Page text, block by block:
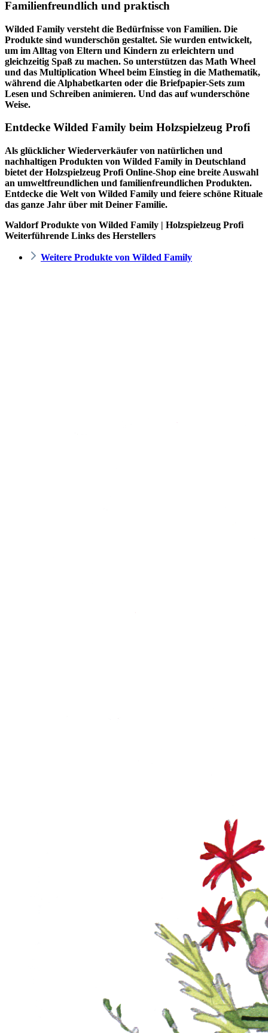
Familienfreundlich und praktisch
Wilded Family versteht die Bedürfnisse von Familien. Die
Produkte sind wunderschön gestaltet. Sie wurden entwickelt,
um im Alltag von Eltern und Kindern zu erleichtern und
gleichzeitig Spaß zu machen. So unterstützen das Math Wheel
und das Multiplication Wheel beim Einstieg in die Mathematik,
während die Alphabetkarten oder die Briefpapier-Sets zum
Lesen und Schreiben animieren. Und das auf wunderschöne
Weise.
Entdecke Wilded Family beim Holzspielzeug Profi
Als glücklicher Wiederverkäufer von natürlichen und
nachhaltigen Produkten von Wilded Family in Deutschland
bietet der Holzspielzeug Profi Online-Shop eine breite Auswahl
an umweltfreundlichen und familienfreundlichen Produkten.
Entdecke die Welt von Wilded Family und feiere schöne Rituale
das ganze Jahr über mit Deiner Familie.
Waldorf Produkte von Wilded Family | Holzspielzeug Profi
Weiterführende Links des Herstellers
Weitere Produkte von Wilded Family